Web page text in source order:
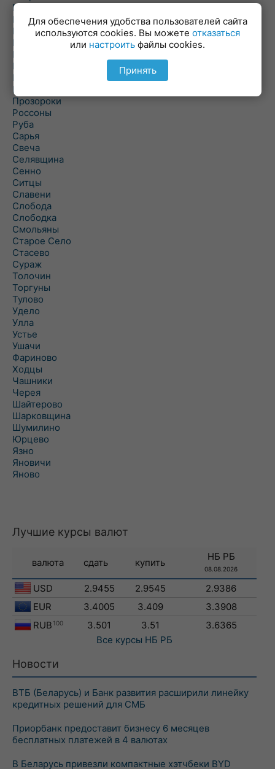
Пальминка
Парафьяново
Плисса
Повятье
Погоща
Подсвилье
Полоцк
Поставы
Прозороки
Россоны
Руба
Сарья
Свеча
Селявщина
Сенно
Ситцы
Славени
Слобода
Слободка
Смольяны
Старое Село
Стасево
Сураж
Толочин
Торгуны
Тулово
Удело
Улла
Устье
Ушачи
Фариново
Ходцы
Чашники
Черея
Шайтерово
Шарковщина
Шумилино
Юрцево
Язно
Яновичи
Яново
Лучшие курсы валют
валюта сдать купить
НБ РБ
08.08.2026
USD 2.9455 2.9545
2.9386
EUR
3.4005 3.409
3.3908
RUB 100 3.501 3.51
3.6365
Все курсы НБ РБ
Новости
ВТБ (Беларусь) и Банк развития расширили линейку
кредитных решений для СМБ
Приорбанк предоставит бизнесу 6 месяцев
бесплатных платежей в 4 валютах
В Беларусь привезли компактные хэтчбеки BYD
Для обеспечения удобства пользователей сайта
используются cookies. Вы можете отказаться
или настроить файлы cookies.
Принять